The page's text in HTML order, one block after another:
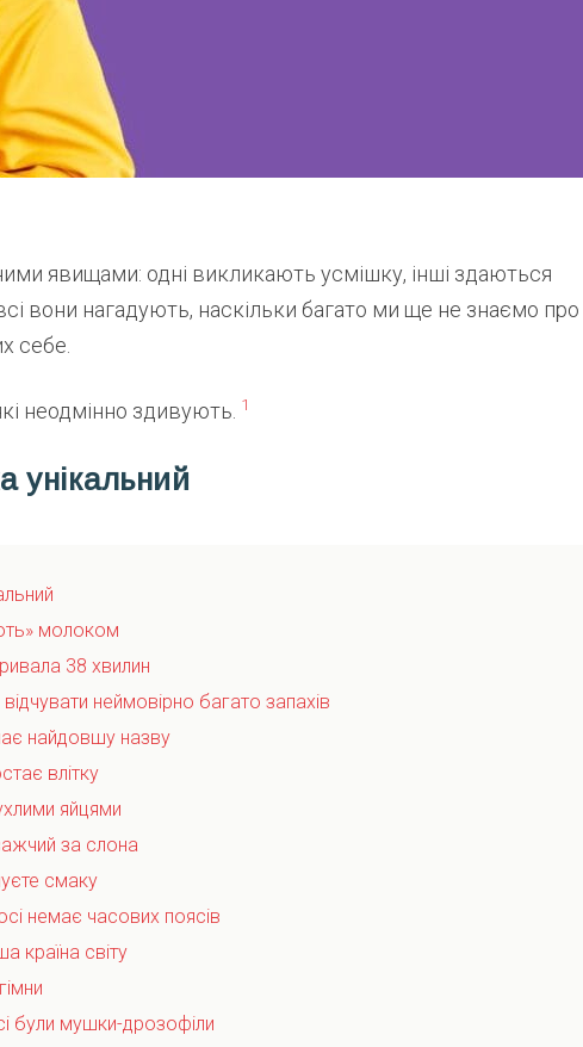
явищами: одні викликають усмішку, інші здаються
вони нагадують, наскільки багато ми ще не знаємо про
себе.
неодмінно здивують. 1
унікальний
молоком
38 хвилин
неймовірно багато запахів
найдовшу назву
влітку
яйцями
за слона
смаку
немає часових поясів
країна світу
були мушки-дрозофіли